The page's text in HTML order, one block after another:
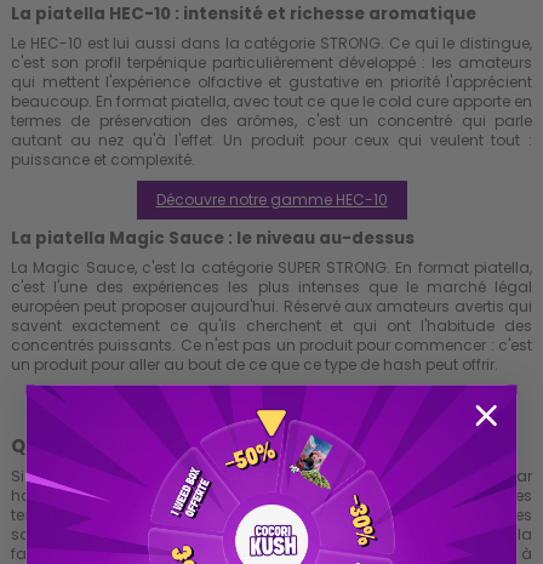
La piatella HEC-10 : intensité et richesse aromatique
Le HEC-10 est lui aussi dans la catégorie STRONG. Ce qui le distingue,
c'est son profil terpénique particulièrement développé : les amateurs
qui mettent l'expérience olfactive et gustative en priorité l'apprécient
beaucoup. En format piatella, avec tout ce que le cold cure apporte en
termes de préservation des arômes, c'est un concentré qui parle
autant au nez qu'à l'effet. Un produit pour ceux qui veulent tout :
puissance et complexité.
Découvre notre gamme HEC-10
La piatella Magic Sauce : le niveau au-dessus
La Magic Sauce, c'est la catégorie SUPER STRONG. En format piatella,
c'est l'une des expériences les plus intenses que le marché légal
européen peut proposer aujourd'hui. Réservé aux amateurs avertis qui
savent exactement ce qu'ils cherchent et qui ont l'habitude des
concentrés puissants. Ce n'est pas un produit pour commencer : c'est
un produit pour aller au bout de ce que ce type de hash peut offrir.
Découvre notre Résine Piatella Kit-Kat Magic Sauce
Quels sont les atouts de la piatella ?
Si la piatella a autant la cote chez les connaisseurs, ce n'est pas par
hasard. Son principal atout, c'est sa richesse en profil terpénique. Les
terpènes, ce sont les molécules responsables des arômes et des
saveurs de la matière végétale, et ils jouent aussi un rôle dans la
façon dont les cannabinoïdes agissent ensemble. Grâce à